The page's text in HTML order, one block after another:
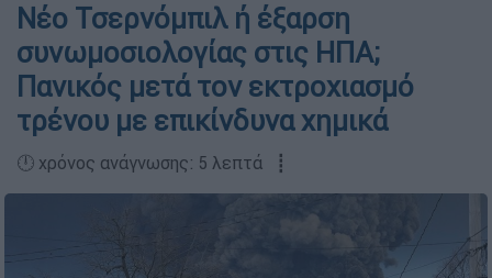
Νέο Τσερνόμπιλ ή έξαρση
συνωμοσιολογίας στις ΗΠΑ;
Πανικός μετά τον εκτροχιασμό
τρένου με επικίνδυνα χημικά
🕛 χρόνος ανάγνωσης: 5 λεπτά ┋